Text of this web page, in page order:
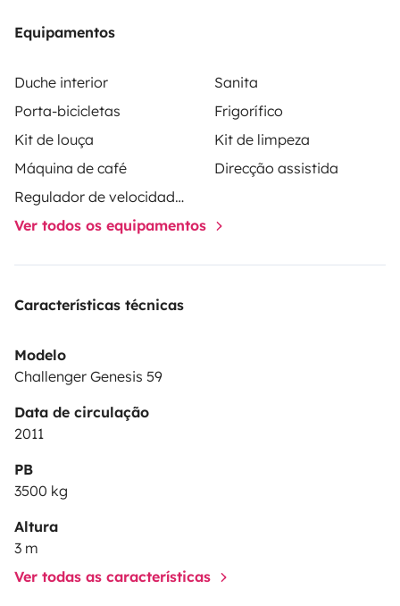
Equipamentos
Duche interior
Sanita
Porta-bicicletas
Frigorífico
Kit de louça
Kit de limpeza
Máquina de café
Direcção assistida
Regulador de velocidade / Cruise Control
Ver todos os equipamentos
Características técnicas
Modelo
Challenger Genesis 59
Data de circulação
2011
PB
3500 kg
Altura
3 m
Ver todas as características